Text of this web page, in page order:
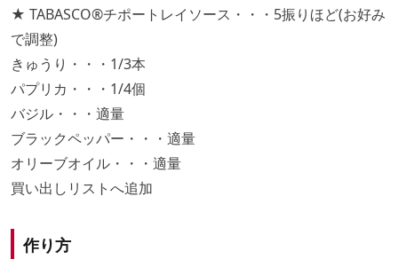
★ TABASCO®チポートレイソース・・・5振りほど(お好み
で調整)
きゅうり・・・1/3本
パプリカ・・・1/4個
バジル・・・適量
ブラックペッパー・・・適量
オリーブオイル・・・適量
買い出しリストへ追加
作り方